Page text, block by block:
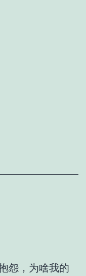
怨，为啥我的